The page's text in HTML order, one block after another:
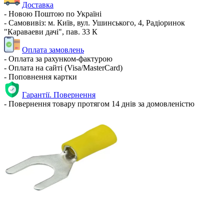
Доставка
- Новою Поштою по Україні
- Самовивіз: м. Київ, вул. Ушинського, 4, Радіоринок
"Караваеви дачі", пав. 33 К
Оплата замовлень
- Оплата за рахунком-фактурою
- Оплата на сайті (Visa/MasterCard)
- Поповнення картки
Гарантії. Повернення
- Повернення товару протягом 14 днів за домовленістю